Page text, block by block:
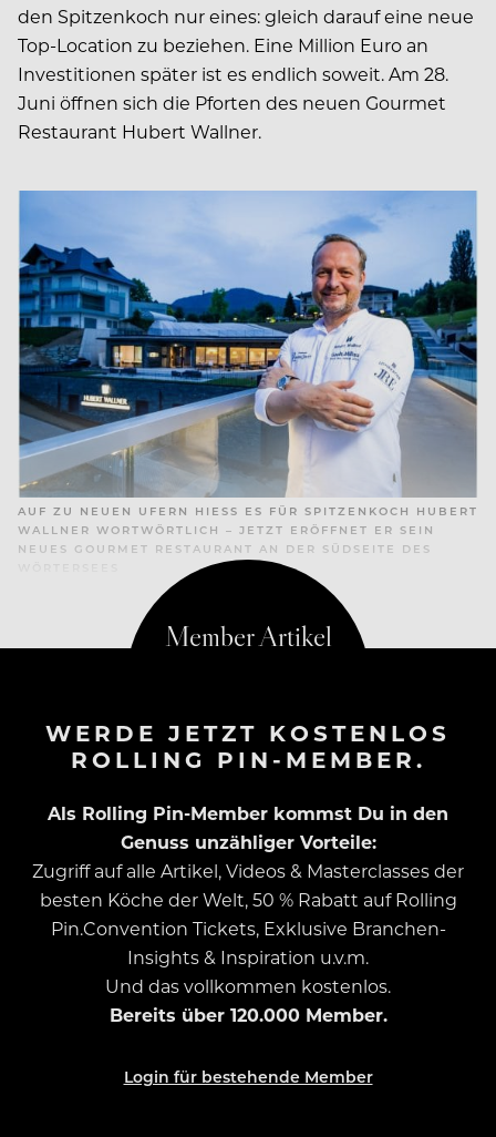
den Spitzenkoch nur eines: gleich darauf eine neue
Top-Location zu beziehen. Eine Million Euro an
Investitionen später ist es endlich soweit. Am 28.
Juni öffnen sich die Pforten des neuen Gourmet
Restaurant Hubert Wallner.
AUF ZU NEUEN UFERN HIESS ES FÜR SPITZENKOCH HUBERT W
ALLNER WORTWÖRTLICH – JETZT ERÖFFNET ER SEIN N
EUES GOURMET RESTAURANT AN DER SÜDSEITE DES W
WERDE JETZT KOSTENLOS
ROLLING PIN-MEMBER.
Als Rolling Pin-Member kommst Du in den
Genuss unzähliger Vorteile:
Zugriff auf alle Artikel, Videos & Masterclasses der
besten Köche der Welt, 50 % Rabatt auf Rolling
Pin.Convention Tickets, Exklusive Branchen-
Insights & Inspiration u.v.m.
Und das vollkommen kostenlos.
Bereits über 120.000 Member.
Login für bestehende Member